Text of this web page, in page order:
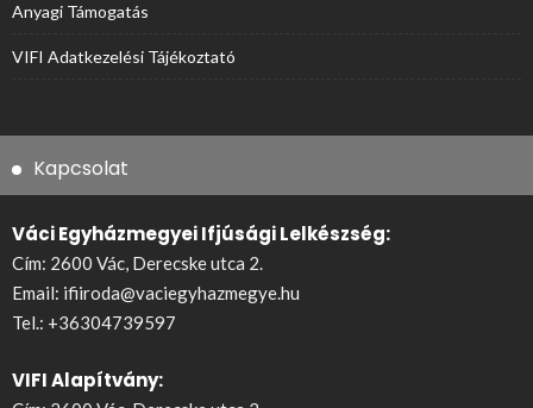
Anyagi Támogatás
VIFI Adatkezelési Tájékoztató
Kapcsolat
Váci Egyházmegyei Ifjúsági Lelkészség:
Cím: 2600 Vác, Derecske utca 2.
Email: ifiiroda@vaciegyhazmegye.hu
Tel.: +36304739597
VIFI Alapítvány: